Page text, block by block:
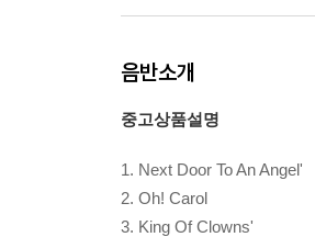
음반소개
중고상품설명
1. Next Door To An Angel'
2. Oh! Carol
3. King Of Clowns'